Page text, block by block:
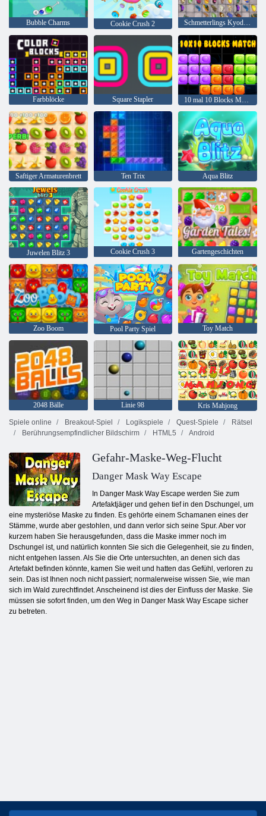
Bubble Charms Cookie Crush 2 Schmetterlings Kyodai HD
Farbblöcke Square Stapler 10 mal 10 Blocks Match
Saftiger Armaturenbrett Ten Trix Aqua Blitz
Juwelen Blitz 3 Cookie Crush 3 Gartengeschichten
Zoo Boom Pool Party Spiel Toy Match
2048 Bälle Linie 98
Kris Mahjong
Spiele online
Breakout-Spiel Logikspiele Quest-Spiele
Rätsel
Berührungsempfindlicher Bildschirm
HTML5 Android
Gefahr-Maske-Weg-Flucht
Danger Mask Way Escape
In Danger Mask Way Escape werden Sie zum
Artefaktjäger und gehen tief in den Dschungel, um
eine mysteriöse Maske zu finden. Es gehörte einem Schamanen eines der
Stämme, wurde aber gestohlen, und dann verlor sich seine Spur. Aber vor
kurzem haben Sie herausgefunden, dass die Maske immer noch im
Dschungel ist, und natürlich konnten Sie sich die Gelegenheit, sie zu finden,
nicht entgehen lassen. Als Sie die Orte untersuchten, an denen sich das
Artefakt befinden könnte, kamen Sie weit und hatten das Gefühl, verloren zu
sein. Das ist Ihnen noch nicht passiert; normalerweise wissen Sie, wie man
sich im Wald zurechtfindet. Anscheinend ist dies der Einfluss der Maske. Sie
müssen sie sofort finden, um den Weg in Danger Mask Way Escape sicher
zu betreten.